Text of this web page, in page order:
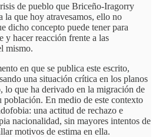
de pueblo que Briceño-Iragorry
la que hoy atravesamos, ello no
dicho concepto puede tener para
y hacer reacción frente a las
mismo.
en que se publica este escrito,
una situación crítica en los planos
que ha derivado en la migración de
población. En medio de este contexto
una actitud de rechazo e
nacionalidad, sin mayores intentos de
motivos de estima en ella.